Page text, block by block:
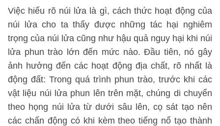
Việc hiểu rõ núi lửa là gì, cách thức hoạt động của
núi lửa cho ta thấy được những tác hại nghiêm
trọng của núi lửa cũng như hậu quả nguy hại khi núi
lửa phun trào lớn đến mức nào. Đầu tiên, nó gây
ảnh hưởng đến các hoạt động địa chất, rõ nhất là
động đất: Trong quá trình phun trào, trước khi các
vật liệu núi lửa phun lên trên mặt, chúng di chuyển
theo họng núi lửa từ dưới sâu lên, cọ sát tạo nên
các chấn động có khi kèm theo tiếng nổ tạo thành